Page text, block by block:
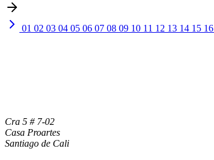
01 02 03 04 05 06 07 08 09 10 11 12 13 14 15 16
Cra 5 # 7-02
Casa Proartes
Santiago de Cali